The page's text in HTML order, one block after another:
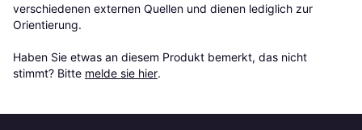
verschiedenen externen Quellen und dienen lediglich zur
Orientierung.
Haben Sie etwas an diesem Produkt bemerkt, das nicht
stimmt? Bitte melde sie hier.